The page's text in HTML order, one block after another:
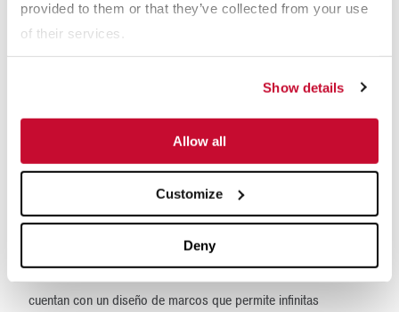
provided to them or that they’ve collected from your use
of their services.
Show details
Allow all
Customize
Deny
fáciles de reemplazar.
chancador. Normalmente, en esta área se asigna el mayor
tienen que trabajar evitando protecciones de la transmisión. Los
chancadores de mandíbulas universales vienen ahora con un
pasador de seguridad para fijar la biela en una posición cerrada
Por último, los chancadores de mandíbulas universales ahora
cuentan con un diseño de marcos que permite infinitas